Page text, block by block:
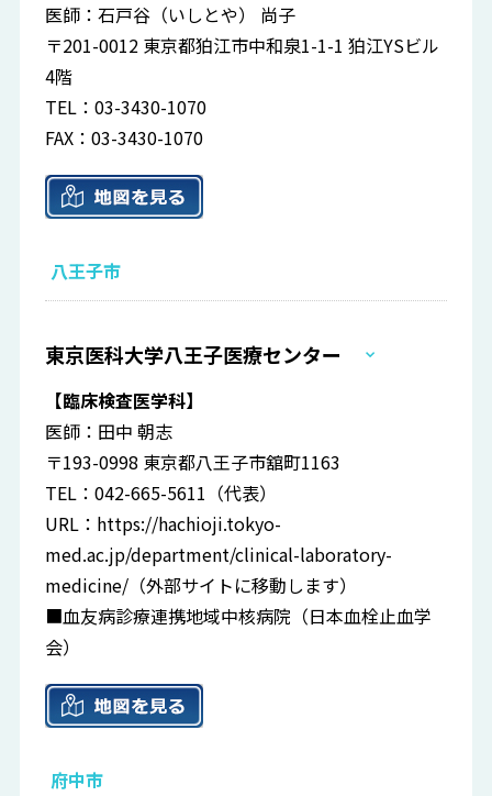
医師：石戸谷（いしとや） 尚子
〒201-0012 東京都狛江市中和泉1-1-1 狛江YSビル
4階
TEL：03-3430-1070
FAX：03-3430-1070
八王子市
東京医科大学八王子医療センター
【臨床検査医学科】
医師：田中 朝志
〒193-0998 東京都八王子市舘町1163
TEL：042-665-5611（代表）
URL： https://hachioji.tokyo-
med.ac.jp/department/clinical-laboratory-
medicine/ （外部サイトに移動します）
■血友病診療連携地域中核病院（日本血栓止血学
会）
府中市